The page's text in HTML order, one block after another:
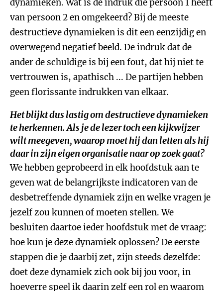
dynamieken. Wat is de indruk die persoon 1 heeft
van persoon 2 en omgekeerd? Bij de meeste
destructieve dynamieken is dit een eenzijdig en
overwegend negatief beeld. De indruk dat de
ander de schuldige is bij een fout, dat hij niet te
vertrouwen is, apathisch ... De partijen hebben
geen florissante indrukken van elkaar.
Het blijkt dus lastig om destructieve dynamieken
te herkennen. Als je de lezer toch een kijkwijzer
wilt meegeven, waarop moet hij dan letten als hij
daar in zijn eigen organisatie naar op zoek gaat?
We hebben geprobeerd in elk hoofdstuk aan te
geven wat de belangrijkste indicatoren van de
desbetreffende dynamiek zijn en welke vragen je
jezelf zou kunnen of moeten stellen. We
besluiten daartoe ieder hoofdstuk met de vraag:
hoe kun je deze dynamiek oplossen? De eerste
stappen die je daarbij zet, zijn steeds dezelfde:
doet deze dynamiek zich ook bij jou voor, in
hoeverre speel ik daarin zelf een rol en waarom